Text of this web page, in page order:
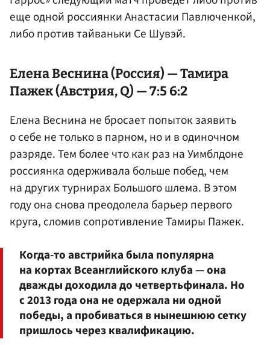
еще одной россиянки Анастасии Павлюченкой,
либо против тайваньки Се Шувэй.
Елена Веснина (Россия) — Тамира
Пажек (Австрия, Q) — 7:5 6:2
Елена Веснина не бросает попыток заявить
о себе не только в парном, но и в одиночном
разряде. Тем более что как раз на Уимблдоне
россиянка одерживала больше побед, чем
на других турнирах Большого шлема. В этом
году она снова преодолела барьер первого
круга, сломив сопротивление Тамиры Пажек.
Когда-то австрийка была популярна
на кортах Всеанглийского клуба — она
дважды доходила до четвертьфинала. Но
с 2013 года она не одержала ни одной
победы, а пробиваться в нынешнюю сетку
пришлось через квалификацию.